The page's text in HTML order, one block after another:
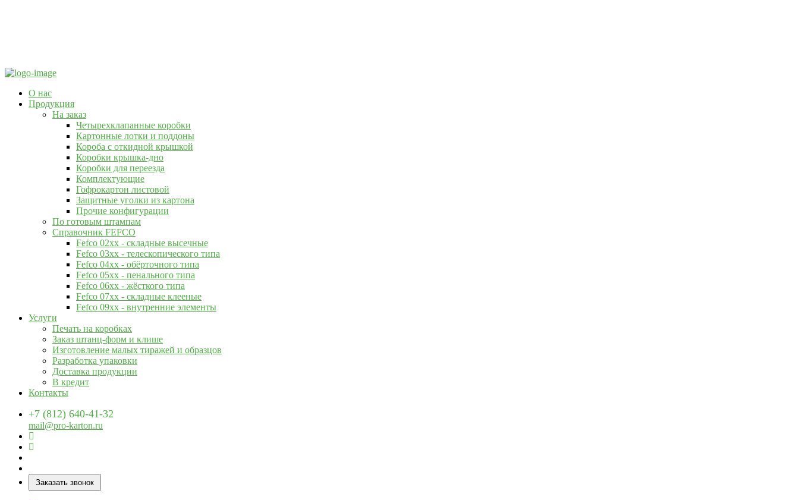
О нас
Продукция
На заказ
Четырехклапанные коробки
Картонные лотки и поддоны
Короба с откидной крышкой
Коробки крышка-дно
Коробки для переезда
Комплектующие
Гофрокартон листовой
Защитные уголки из картона
Прочие конфигурации
По готовым штампам
Справочник FEFCO
Fefco 02xx - складные высечные
Fefco 03xx - телескопического типа
Fefco 04xx - обёрточного типа
Fefco 05xx - пенального типа
Fefco 06xx - жёсткого типа
Fefco 07xx - складные клееные
Fefco 09xx - внутренние элементы
Услуги
Печать на коробках
Заказ штанц-форм и клише
Изготовление малых тиражей и образцов
Разработка упаковки
Доставка продукции
В кредит
Контакты
+7 (812) 640-41-32
mail@pro-karton.ru
Заказать звонок